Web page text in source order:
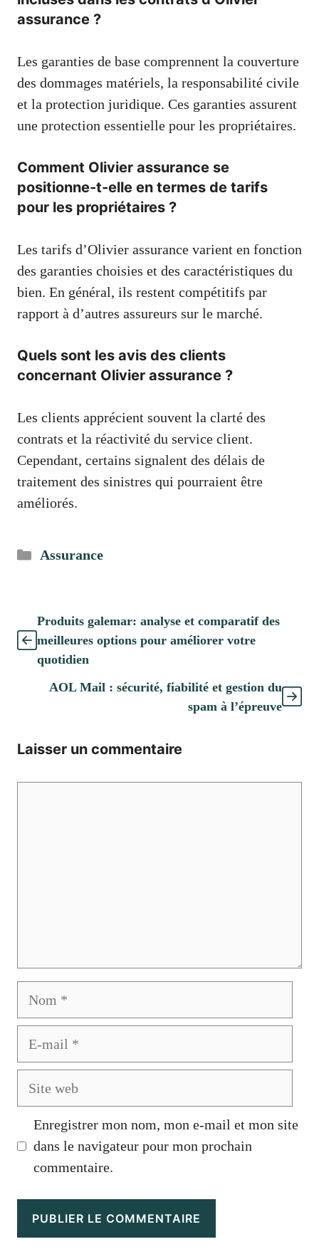
assurance ?
Les garanties de base comprennent la couverture
des dommages matériels, la responsabilité civile
et la protection juridique. Ces garanties assurent
une protection essentielle pour les propriétaires.
Comment Olivier assurance se
positionne-t-elle en termes de tarifs
pour les propriétaires ?
Les tarifs d’Olivier assurance varient en fonction
des garanties choisies et des caractéristiques du
bien. En général, ils restent compétitifs par
rapport à d’autres assureurs sur le marché.
Quels sont les avis des clients
concernant Olivier assurance ?
Les clients apprécient souvent la clarté des
contrats et la réactivité du service client.
Cependant, certains signalent des délais de
traitement des sinistres qui pourraient être
améliorés.
Catégories
Assurance
Produits galemar: analyse et comparatif des
meilleures options pour améliorer votre
quotidien
AOL Mail : sécurité, fiabilité et gestion du
spam à l’épreuve
Laisser un commentaire
Enregistrer mon nom, mon e-mail et mon site
dans le navigateur pour mon prochain
commentaire.